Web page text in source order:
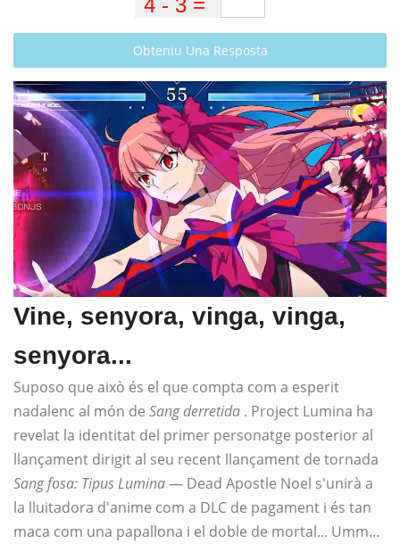
Obteniu Una Resposta
Vine, senyora, vinga, vinga,
senyora...
Suposo que això és el que compta com a esperit
nadalenc al món de Sang derretida . Project Lumina ha
revelat la identitat del primer personatge posterior al
llançament dirigit al seu recent llançament de tornada
Sang fosa: Tipus Lumina— Dead Apostle Noel s'unirà a
la lluitadora d'anime com a DLC de pagament i és tan
maca com una papallona i el doble de mortal... Umm...